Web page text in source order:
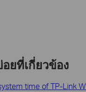
ยที่เกี่ยวข้อง
time of TP-Link